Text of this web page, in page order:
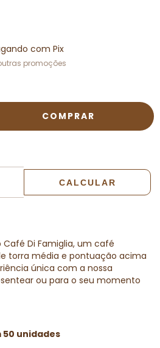
com Pix
promoções
CALCULAR
Di Famiglia, um café
torra média e pontuação acima
única com a nossa
ou para o seu momento
50 unidades